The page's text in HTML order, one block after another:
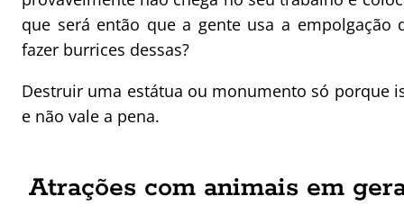
que será então que a gente usa a
fazer burrices dessas?
Destruir uma estátua ou monumento só porque
e não vale a pena.
Atrações com animais em